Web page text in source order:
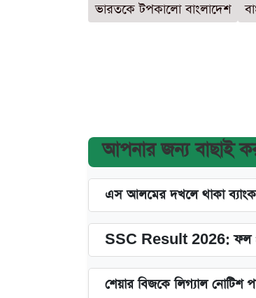
ভারতকে টপকালো বাংলাদেশ
আপনার জন্য বাছাই
এস আলমের দখলে থাকা ব্যাংক
SSC Result 2026: ফল
শেয়ার বিজকে লিগ্যাল নোটিশ